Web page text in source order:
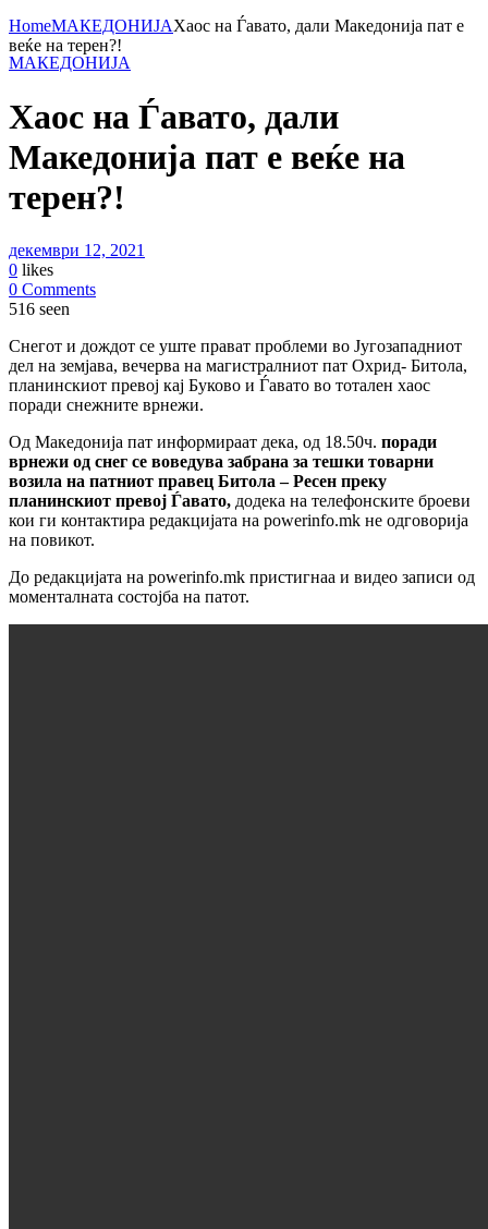
HomeМАКЕДОНИЈАХаос на Ѓавато, дали Македонија пат е
веќе на терен?!
МАКЕДОНИЈА
Хаос на Ѓавато, дали
Македонија пат е веќе на
терен?!
декември 12, 2021
0 likes
0 Comments
516 seen
Снегот и дождот се уште прават проблеми во Југозападниот
дел на земјава, вечерва на магистралниот пат Охрид- Битола,
планинскиот превој кај Буково и Ѓавато во тотален хаос
поради снежните врнежи.
Од Македонија пат информираат дека, од 18.50ч. поради
врнежи од снег се воведува забрана за тешки товарни
возила на патниот правец Битола – Ресен преку
планинскиот превој Ѓавато, додека на телефонските броеви
кои ги контактира редакцијата на powerinfo.mk не одговорија
на повикот.
До редакцијата на powerinfo.mk пристигнаа и видео записи од
моменталната состојба на патот.